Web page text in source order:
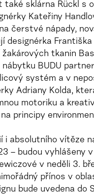
sklárna Rückl s
Kateřiny
čerstvé nápady,
designérka
tkanin
BUDU
systém a v
Adriany Kolda,
motoriku a
principy
i absolutního vítěze
– budou vyhlášeny
v neděli 3.
přínos v
bude uvedena do